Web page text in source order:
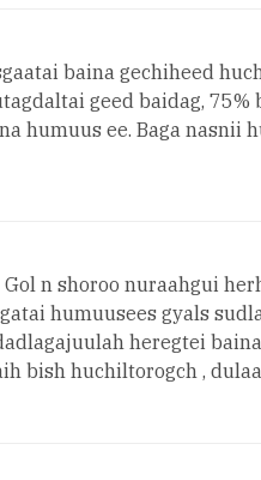
baina gechiheed
geed baidag, 75%
humuus ee. Baga
n shoroo nuraahgui
humuusees gyals
heregtei
bish huchiltorogch ,